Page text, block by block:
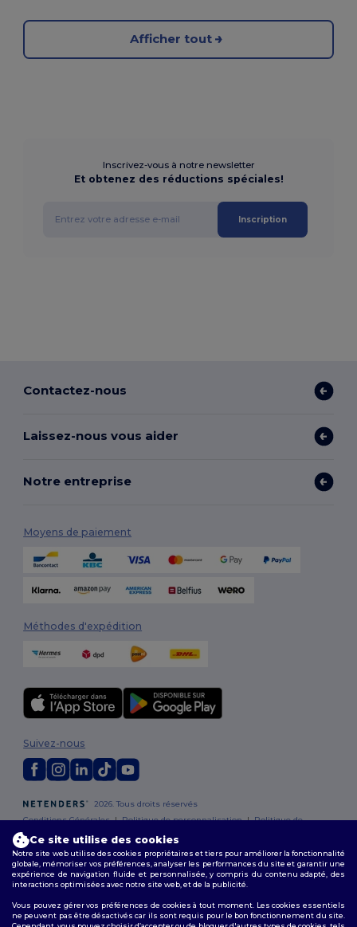
Afficher tout
Inscrivez-vous à notre newsletter
Et obtenez des réductions spéciales!
Inscription
Contactez-nous
Laissez-nous vous aider
Notre entreprise
Moyens de paiement
Méthodes d'expédition
2026. Tous droits réservés
Conditions Générales|Politique de personnalisation|Politique de
Suivez-nous
Bruxelles | Anvers| Mortsel | Malines |Lierre| Turnhout | Geel|
Herentals| Hoogstraten | Bruges
Ce site utilise des cookies
Notre site web utilise des cookies propriétaires et tiers pour améliorer la fonctionnalité
globale, mémoriser vos préférences, analyser les performances du site et garantir une
expérience de navigation fluide et personnalisée, y compris du contenu adapté, des
interactions optimisées avec notre site web, et de la publicité.
Vous pouvez gérer vos préférences de cookies à tout moment. Les cookies essentiels
ne peuvent pas être désactivés car ils sont requis pour le bon fonctionnement du site.